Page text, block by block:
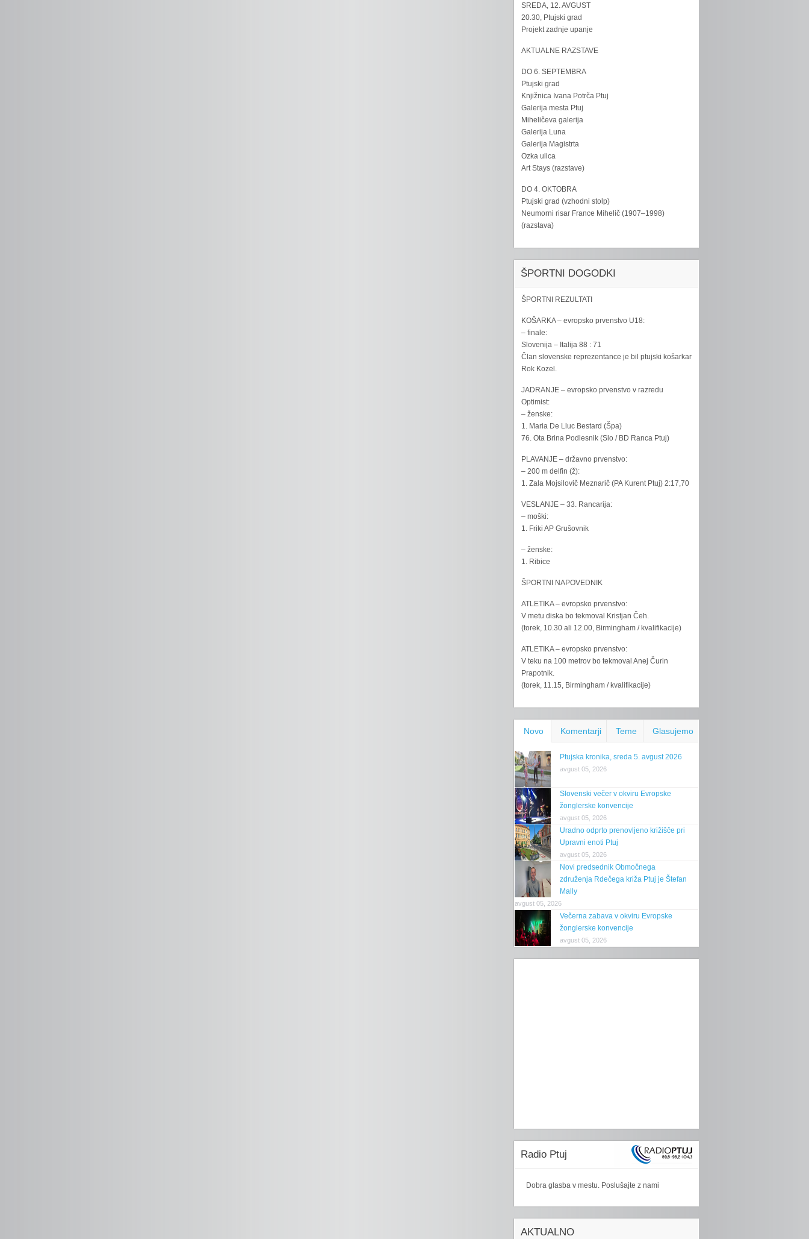
SREDA, 12. AVGUST
20.30, Ptujski grad
Projekt zadnje upanje
AKTUALNE RAZSTAVE
DO 6. SEPTEMBRA
Ptujski grad
Knjižnica Ivana Potrča Ptuj
Galerija mesta Ptuj
Miheličeva galerija
Galerija Luna
Galerija Magistrta
Ozka ulica
Art Stays (razstave)
DO 4. OKTOBRA
Ptujski grad (vzhodni stolp)
Neumorni risar France Mihelič (1907–1998)
(razstava)
ŠPORTNI DOGODKI
ŠPORTNI REZULTATI
KOŠARKA – evropsko prvenstvo U18:
– finale:
Slovenija – Italija 88 : 71
Član slovenske reprezentance je bil ptujski košarkar
Rok Kozel.
JADRANJE – evropsko prvenstvo v razredu
Optimist:
– ženske:
1. Maria De Lluc Bestard (Špa)
76. Ota Brina Podlesnik (Slo / BD Ranca Ptuj)
PLAVANJE – državno prvenstvo:
– 200 m delfin (ž):
1. Zala Mojsilovič Meznarič (PA Kurent Ptuj) 2:17,70
VESLANJE – 33. Rancarija:
– moški:
1. Friki AP Grušovnik
– ženske:
1. Ribice
ŠPORTNI NAPOVEDNIK
ATLETIKA – evropsko prvenstvo:
V metu diska bo tekmoval Kristjan Čeh.
(torek, 10.30 ali 12.00, Birmingham / kvalifikacije)
ATLETIKA – evropsko prvenstvo:
V teku na 100 metrov bo tekmoval Anej Čurin
Prapotnik.
(torek, 11.15, Birmingham / kvalifikacije)
Novo Komentarji Teme Glasujemo
Ptujska kronika, sreda 5. avgust 2026
avgust 05, 2026
Slovenski večer v okviru Evropske
žonglerske konvencije
avgust 05, 2026
Uradno odprto prenovljeno križišče pri
Upravni enoti Ptuj
avgust 05, 2026
Novi predsednik Območnega
združenja Rdečega križa Ptuj je Štefan
Mally
avgust 05, 2026
Večerna zabava v okviru Evropske
žonglerske konvencije
avgust 05, 2026
Radio Ptuj
Dobra glasba v mestu. Poslušajte z nami
AKTUALNO